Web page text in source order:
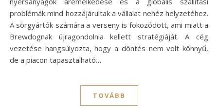
problémák mind hozzájárultak a vállalat nehéz helyzetéhez.
A sörgyártók számára a verseny is fokozódott, ami miatt a
Brewdognak újragondolnia kellett stratégiáját. A cég
vezetése hangsúlyozta, hogy a döntés nem volt könnyű,
de a piacon tapasztalható…
TOVÁBB